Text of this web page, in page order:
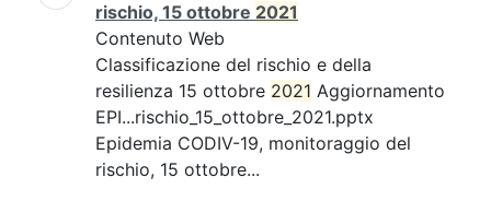
rischio, 15 ottobre 2021
Contenuto Web
Classificazione del rischio e della
resilienza 15 ottobre 2021 Aggiornamento
EPI...rischio_15_ottobre_2021.pptx
Epidemia CODIV-19, monitoraggio del
rischio, 15 ottobre...